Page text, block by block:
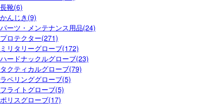
長靴(6)
かんじき(9)
パーツ・メンテナンス用品(24)
プロテクター(271)
ミリタリーグローブ(172)
ハードナックルグローブ(23)
タクティカルグローブ(79)
ラペリンググローブ(5)
フライトグローブ(5)
ポリスグローブ(17)